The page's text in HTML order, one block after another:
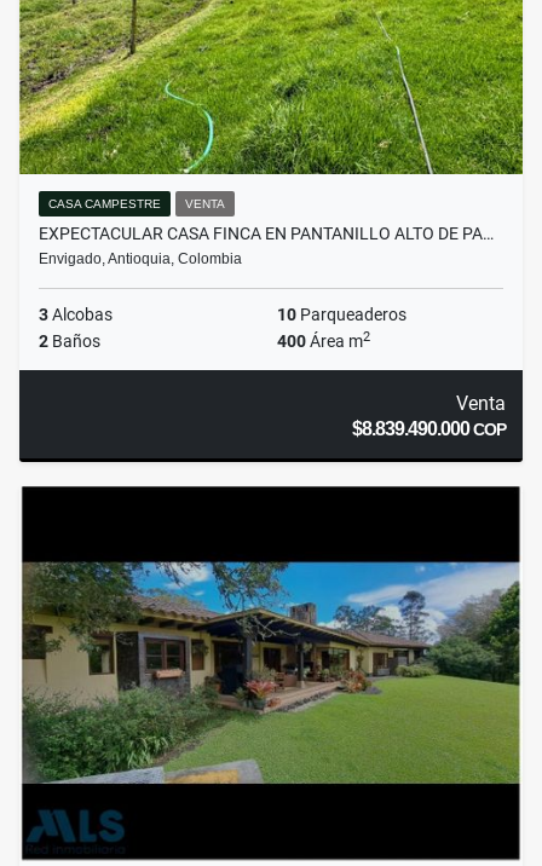
CASA CAMPESTRE VENTA
EXPECTACULAR CASA FINCA EN PANTANILLO ALTO DE PA…
Envigado, Antioquia, Colombia
3Alcobas 10 Parqueaderos
2 Baños 400Área m2
Venta
$8.839.490.000COP